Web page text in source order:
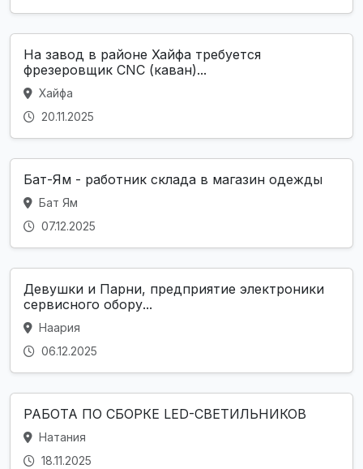
На завод в районе Хайфа требуется
фрезеровщик CNC (каван)...
Хайфа
20.11.2025
Бат-Ям - работник склада в магазин одежды
Бат Ям
07.12.2025
Девушки и Парни, предприятие электроники
сервисного обору...
Наария
06.12.2025
РАБОТА ПО СБОРКЕ LED-СВЕТИЛЬНИКОВ
Натания
18.11.2025